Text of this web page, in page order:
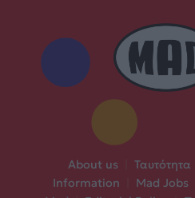
About us Ταυτότητα
Information
Mad Jobs